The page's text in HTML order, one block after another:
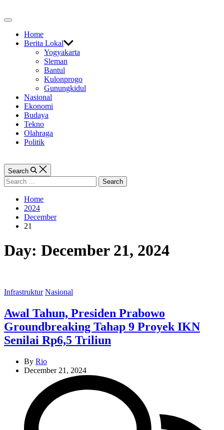
to
Off
CanvasHome
Berita Lokal
Yogyakarta
Sleman
Bantul
Kulonprogo
Gunungkidul
Nasional
Ekonomi
Budaya
Tekno
Olahraga
Politik
Search
Search
for:
Home
2024
December
21
Day: December 21, 2024
Categories
Infrastruktur Nasional
Awal Tahun, Presiden Prabowo
Groundbreaking Tahap 9 Proyek IKN
Senilai Rp6,5 Triliun
By Rio
December 21, 2024